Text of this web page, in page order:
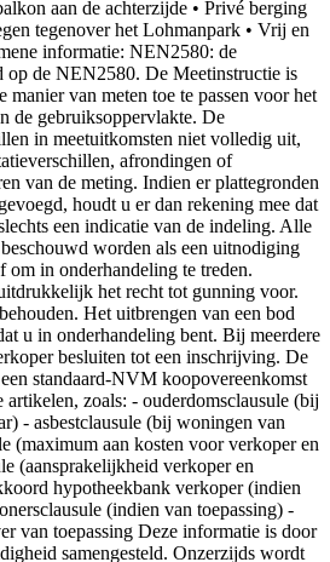
aan de achterzijde • Privé berging
tegenover het Lohmanpark • Vrij en
informatie: NEN2580: de
op de NEN2580. De Meetinstructie is
manier van meten toe te passen voor het
de gebruiksoppervlakte. De
in meetuitkomsten niet volledig uit,
afrondingen of
van de meting. Indien er plattegronden
houdt u er dan rekening mee dat
een indicatie van de indeling. Alle
worden als een uitnodiging
om in onderhandeling te treden.
het recht tot gunning voor.
Het uitbrengen van een bod
u in onderhandeling bent. Bij meerdere
besluiten tot een inschrijving. De
standaard-NVM koopovereenkomst
artikelen, zoals: - ouderdomsclausule (bij
- asbestclausule (bij woningen van
(maximum aan kosten voor verkoper en
(aansprakelijkheid verkoper en
hypotheekbank verkoper (indien
(indien van toepassing) -
van toepassing Deze informatie is door
samengesteld. Onzerzijds wordt